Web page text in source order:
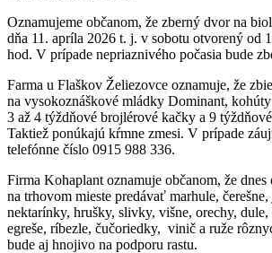
Oznamujeme občanom, že zberný dvor na
dňa 11. apríla 2026 t. j. v sobotu otvorený od
hod. V prípade nepriaznivého počasia bude
Farma u Flaškov Želiezovce oznamuje, že
na vysokoznáškové mládky Dominant,
3 až 4 týždňové brojlérové kačky a 9
Taktiež ponúkajú kŕmne zmesi. V prípade
telefónne číslo 0915 988 336.
Firma Kohaplant oznamuje občanom, že dnes
na trhovom mieste predávať marhule,
nektarínky, hrušky, slivky, višne, orechy, dule,
egreše, ríbezle, čučoriedky, vinič a ruže
bude aj hnojivo na podporu rastu.